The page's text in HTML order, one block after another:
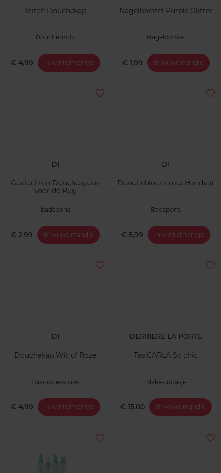
Stitch Douchekap
Douchemuts
€ 4,99 In winkelmandje
Nagelborstel Purple Glitter
Nagelborstel
€ 1,99 In winkelmandje
DI
Gevlochten Douchespons
voor de Rug
badspons
€ 2,99 In winkelmandje
DI
Douchebloem met Handvat
Badspons
€ 5,99 In winkelmandje
DI
Douchekap Wit of Roze
Haaraccessoires
€ 4,99 In winkelmandje
DERRIERE LA PORTE
Tas CARLA So chic
Make-uptasje
€ 15,00 In winkelmandje